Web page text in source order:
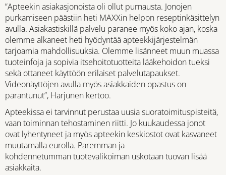
”Apteekin asiakasjonoista oli ollut purnausta. Jonojen
purkamiseen päästiin heti MAXXin helpon reseptinkäsittelyn
avulla. Asiakastiskillä palvelu paranee myös koko ajan, koska
olemme alkaneet heti hyödyntää apteekkijärjestelmän
tarjoamia mahdollisuuksia. Olemme lisänneet muun muassa
tuoteinfoja ja sopivia itsehoitotuotteita lääkehoidon tueksi
sekä ottaneet käyttöön erilaiset palvelutapaukset.
Videonäyttöjen avulla myös asiakkaiden opastus on
parantunut”, Harjunen kertoo.
Apteekissa ei tarvinnut perustaa uusia suoratoimituspisteitä,
vaan toiminnan tehostaminen riitti. Jo kuukaudessa jonot
ovat lyhentyneet ja myös apteekin keskiostot ovat kasvaneet
muutamalla eurolla. Paremman ja
kohdennetumman tuotevalikoiman uskotaan tuovan lisää
asiakkaita.